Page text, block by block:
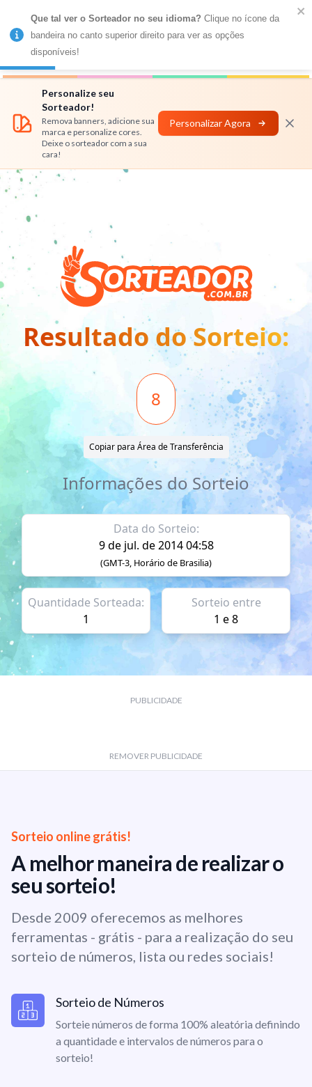
MENU
Números
Personalize seu
Sorteador!
Remova banners, adicione sua
marca e personalize cores.
Deixe o sorteador com a sua
cara!
Personalizar Agora
Resultado do Sorteio:
8
Copiar para Área de Transferência
Informações do Sorteio
Data do Sorteio:
9 de jul. de 2014 04:58
(GMT-3, Horário de Brasilia)
Quantidade Sorteada:
1
Sorteio entre
1 e 8
PUBLICIDADE
REMOVER PUBLICIDADE
Sorteio online grátis!
A melhor maneira de realizar o
seu sorteio!
Desde 2009 oferecemos as melhores
ferramentas - grátis - para a realização do seu
sorteio de números, lista ou redes sociais!
Sorteio de Números
Sorteie números de forma 100% aleatória definindo
a quantidade e intervalos de números para o
sorteio!
Que tal ver o Sorteador no seu idioma? Clique no ícone da
bandeira no canto superior direito para ver as opções
disponíveis!